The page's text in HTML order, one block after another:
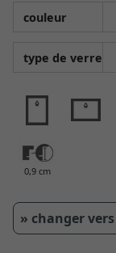
couleur
type de verre
0,9 cm
» changer